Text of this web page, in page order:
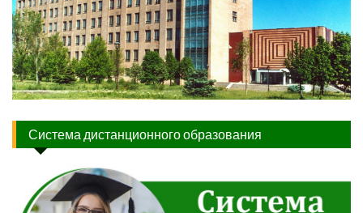
Система дистанционного образования